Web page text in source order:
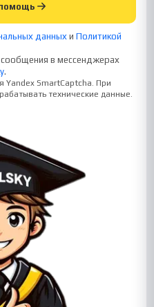
данных и Политикой
сообщения в мессенджерах
.
Yandex SmartCaptcha. При
технические данные.